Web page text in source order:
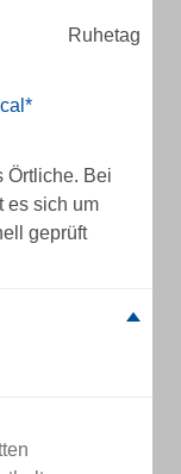
Ruhetag
Örtliche. Bei
es sich um
geprüft